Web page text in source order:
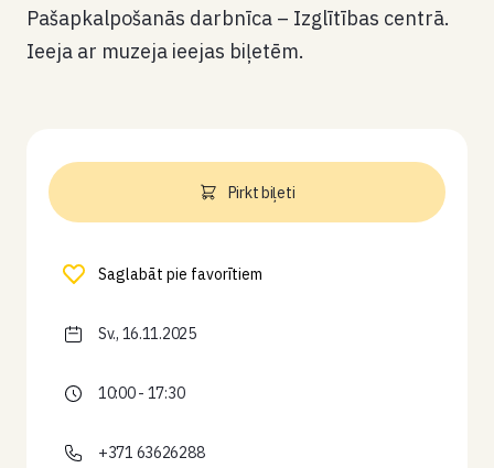
Pašapkalpošanās darbnīca – Izglītības centrā.
Ieeja ar muzeja ieejas biļetēm.
Pirkt biļeti
Saglabāt pie favorītiem
Sv., 16.11.2025
10:00 - 17:30
+371 63626288